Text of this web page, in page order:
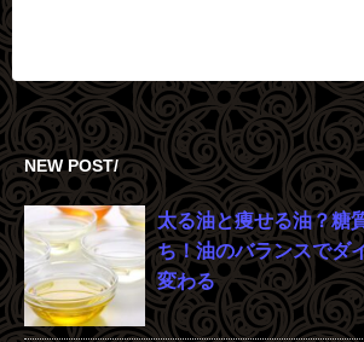
NEW POST/
太る油と痩せる油？糖
ち！油のバランスでダ
変わる